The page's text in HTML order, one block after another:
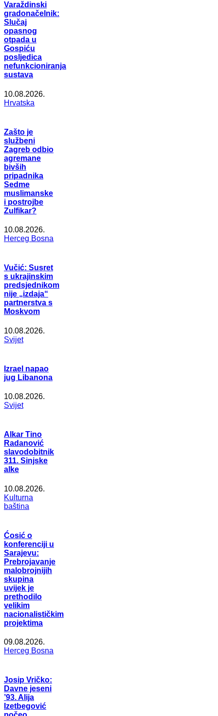
Varaždinski
gradonačelnik:
Slučaj
opasnog
otpada u
Gospiću
posljedica
nefunkcioniranja
sustava
10.08.2026.
Hrvatska
Zašto je
službeni
Zagreb odbio
agremane
bivših
pripadnika
Sedme
muslimanske
i postrojbe
Zulfikar?
10.08.2026.
Herceg Bosna
Vučić: Susret
s ukrajinskim
predsjednikom
nije „izdaja“
partnerstva s
Moskvom
10.08.2026.
Svijet
Izrael napao
jug Libanona
10.08.2026.
Svijet
Alkar Tino
Radanović
slavodobitnik
311. Sinjske
alke
10.08.2026.
Kulturna
baština
Ćosić o
konferenciji u
Sarajevu:
Prebrojavanje
malobrojnijih
skupina
uvijek je
prethodilo
velikim
nacionalističkim
projektima
09.08.2026.
Herceg Bosna
Josip Vričko:
Davne jeseni
’93. Alija
Izetbegović